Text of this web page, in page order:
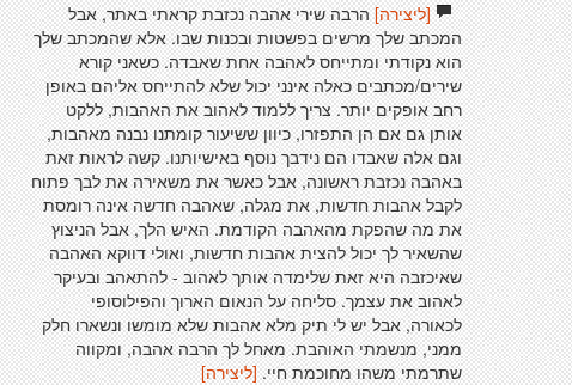
[ליצירה]הרבה שירי אהבה נכזבת קראתי באתר, אבל
המכתב שלך מרשים בפשטות ובכנות שבו. אלא שהמכתב שלך
הוא נקודתי ומתייחס לאהבה אחת שאבדה. כשאני קורא
שירים/מכתבים כאלה אינני יכול שלא להתייחס אליהם באופן
רחב אופקים יותר. צריך ללמוד לאהוב את האהבות, ללקט
אותן גם אם הן התפזרו, כיוון ששיעור קומתנו נבנה מאהבות,
וגם אלה שאבדו הם נידבך נוסף באישיותנו. קשה לראות זאת
באהבה נכזבת ראשונה, אבל כאשר את משאירה את לבך פתוח
לקבל אהבות חדשות, את מגלה, שאהבה חדשה אינה רומסת
את מה שהפקת מהאהבה הקודמת. האיש הלך, אבל הניצוץ
שהשאיר לך יכול להצית אהבות חדשות, ואולי דווקא האהבה
שאיכזבה היא זאת שלימדה אותך לאהוב - להתאהב ובעיקר
לאהוב את עצמך. סליחה על הנאום הארוך והפילוסופי
לכאורה, אבל יש לי תיק מלא אהבות שלא מומשו ונשארו חלק
ממני, מנשמתי האוהבת. מאחל לך הרבה אהבה, ומקווה
שתרמתי משהו מחוכמת חיי. [ליצירה]